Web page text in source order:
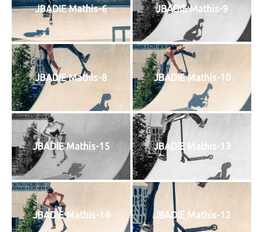
JBADIE Mathis-6 JBADIE Mathis-9
JBADIE Mathis-8 JBADIE Mathis-10
JBADIE Mathis-15 JBADIE Mathis-13
JBADIE Mathis-14 JBADIE Mathis-12